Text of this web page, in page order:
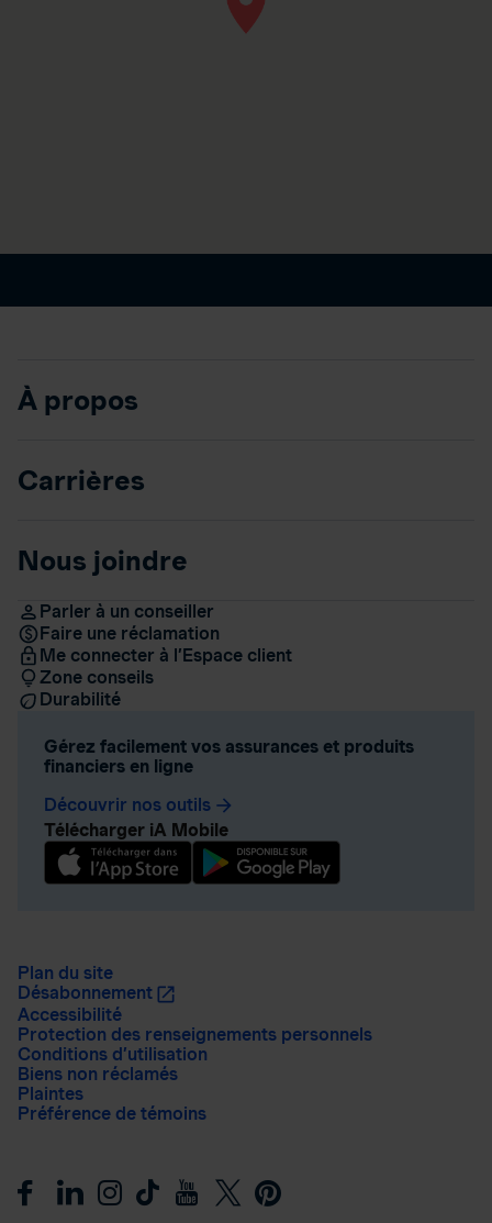
À propos
Carrières
Nous joindre
Parler à un conseiller
Faire une réclamation
Me connecter à l’Espace client
Zone conseils
Durabilité
Gérez facilement vos assurances et produits
financiers en ligne
Découvrir nos outils arrow_forward
Télécharger iA Mobile
Plan du site
Désabonnement
Accessibilité
Protection des renseignements personnels
Conditions d’utilisation
Biens non réclamés
Plaintes
Préférence de témoins